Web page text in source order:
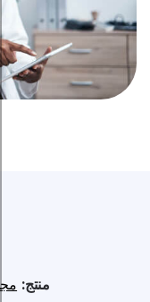
أدوات الترجمة